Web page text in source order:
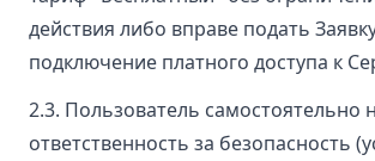
действия либо вправе подать
подключение платного доступа к
2.3. Пользователь самостоятельно
ответственность за безопасность